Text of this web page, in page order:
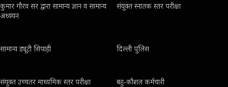
कुमार गौरव सर द्वारा सामान्य ज्ञान व सामान्य
अध्ययन
संयुक्त स्नातक स्तर परीक्षा
सामान्य ड्यूटी सिपाही दिल्ली पुलिस
संयुक्त उच्चतर माध्यमिक स्तर परीक्षा बहु-कौशल कर्मचारी